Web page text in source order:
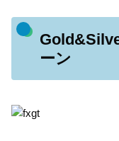
ーン